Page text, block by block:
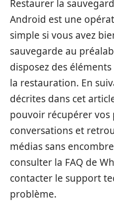
Restaurer la
Android est une
simple si vous avez
sauvegarde au
disposez des
la restauration. En
décrites dans cet
pouvoir récupérer vos
conversations et
médias sans
consulter la FAQ de
contacter le support
problème.